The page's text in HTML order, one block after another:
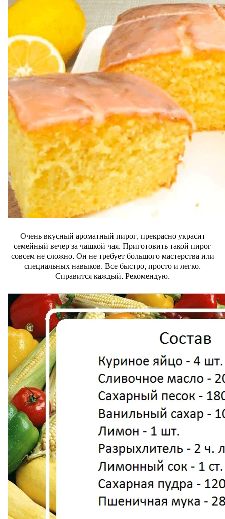
Очень вкусный ароматный пирог, прекрасно украсит
семейный вечер за чашкой чая. Приготовить такой пирог
совсем не сложно. Он не требует большого мастерства или
специальных навыков. Все быстро, просто и легко.
Справится каждый. Рекомендую.